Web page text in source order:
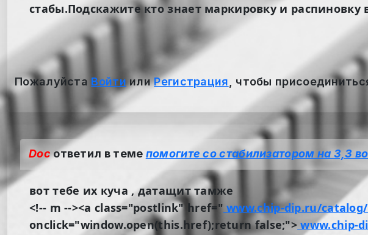
стабы.Подскажите кто знает маркировку и распиновку
Пожалуйста Войти илиРегистрация , чтобы
Docответил в теме помогите со стабилизатором на 3,3
вот тебе их куча , датащит тамже
<!-- m --><a class="postlink" href=" www.chip-dip.ru/catalog/
onclick="window.open(this.href);return false;"> www.chip-